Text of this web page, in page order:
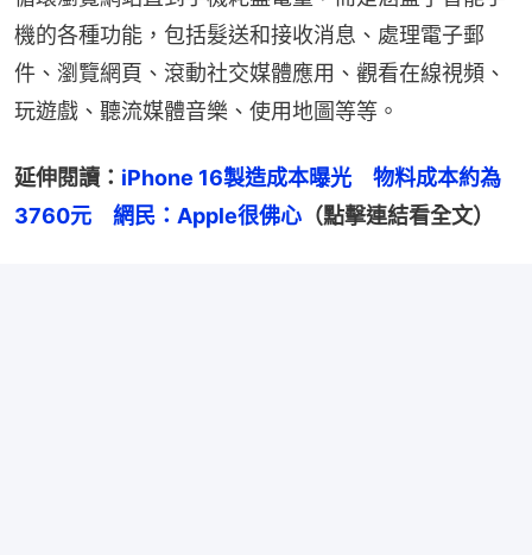
機的各種功能，包括髮送和接收消息、處理電子郵
件、瀏覽網頁、滾動社交媒體應用、觀看在線視頻、
玩遊戲、聽流媒體音樂、使用地圖等等。
延伸閱讀： iPhone 16製造成本曝光　物料成本約為
3760元　網民：Apple很佛心 （點擊連結看全文）